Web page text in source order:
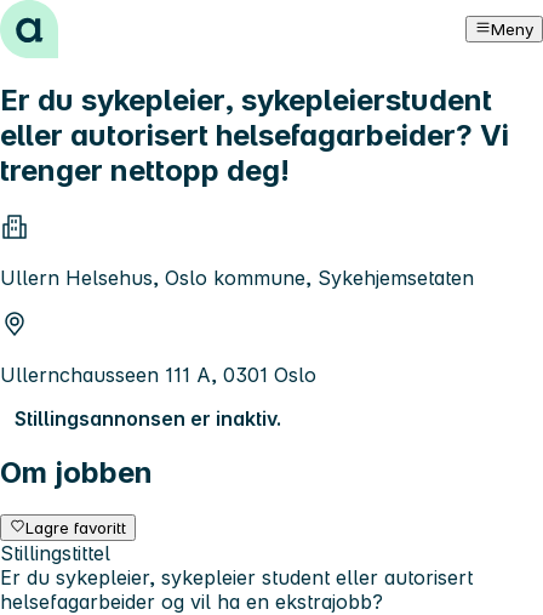
Hopp til innhold Meny
Er du sykepleier, sykepleierstudent
eller autorisert helsefagarbeider? Vi
trenger nettopp deg!
Ullern Helsehus, Oslo kommune, Sykehjemsetaten
Ullernchausseen 111 A, 0301 Oslo
Stillingsannonsen er inaktiv.
Om jobben
Lagre favoritt
Stillingstittel
Er du sykepleier, sykepleier student eller autorisert
helsefagarbeider og vil ha en ekstrajobb?